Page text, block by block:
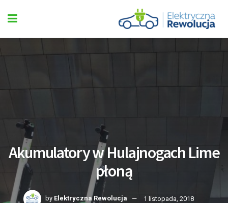
Akumulatory w Hulajnogach Lime
płoną
by Elektryczna Rewolucja 1 listopada, 2018